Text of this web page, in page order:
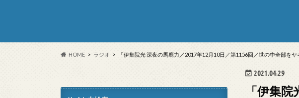
HOME ラジオ 「伊集院光 深夜の馬鹿力／2017年12月10日／第1156回／世の中全部を
2021.04.29
「伊集